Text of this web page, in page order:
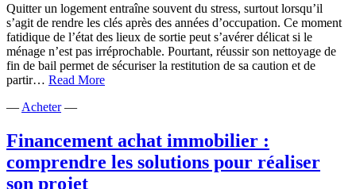
Quitter un logement entraîne souvent du stress, surtout lorsqu’il
s’agit de rendre les clés après des années d’occupation. Ce moment
fatidique de l’état des lieux de sortie peut s’avérer délicat si le
ménage n’est pas irréprochable. Pourtant, réussir son nettoyage de
fin de bail permet de sécuriser la restitution de sa caution et de
partir… Read MoreComment
de
fin
de
— Acheter—
Financement achat immobilier :
comprendre les solutions pour réaliser
son projet